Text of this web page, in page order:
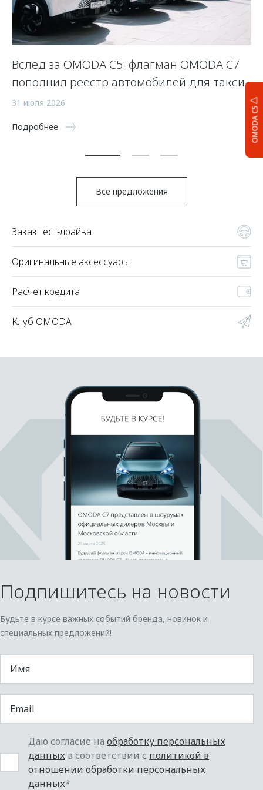
OMODA C5
Вслед за OMODA C5: флагман OMODA C7
пополнил реестр автомобилей для такси
31 июля 2026
Подробнее
5
Все предложения
Заказ тест-драйва
Оригинальные аксессуары
Расчет кредита
Клуб OMODA
Подпишитесь на новости
Будьте в курсе важных событий бренда, новинок и
специальных предложений!
Даю согласие на обработку персональных
данных в соответствии с политикой в
отношении обработки персональных
данных*